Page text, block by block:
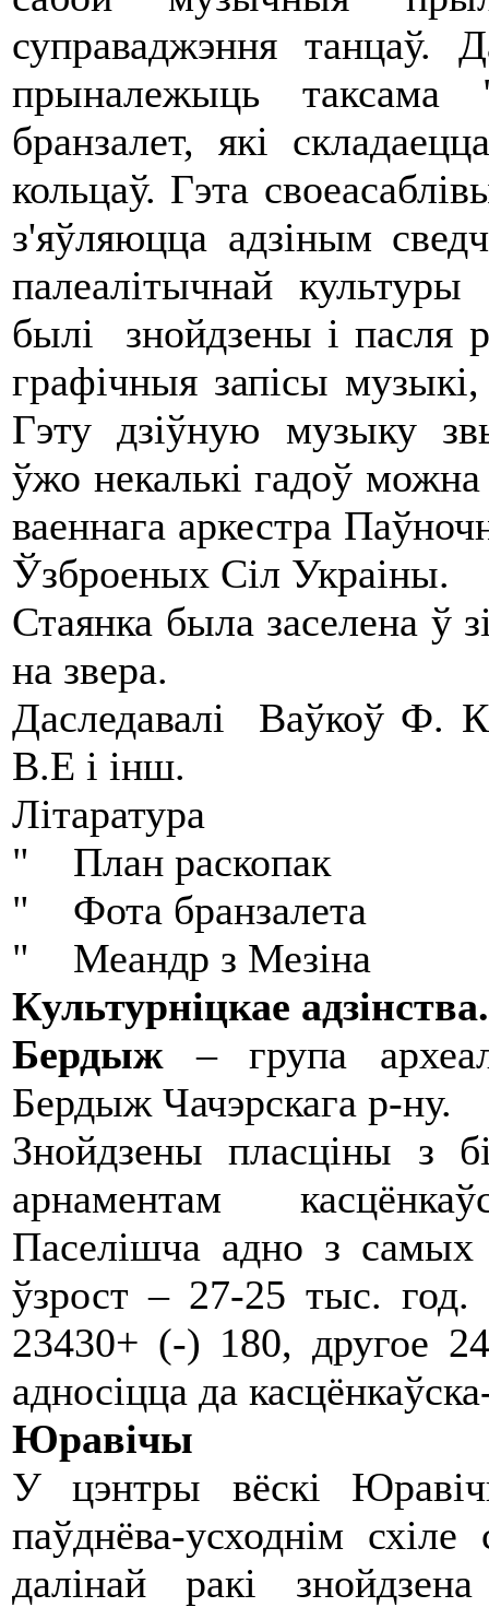
суправаджэння
прыналежыць таксама
бранзалет, які
кольцаў. Гэта
з'яўляюцца адзіным
палеалітычнай
былі знойдзены і пасля
графічныя запісы
Гэту дзіўную музыку
ўжо некалькі гадоў можна
ваеннага аркестра
Ўзброеных Сіл Украіны.
Стаянка была заселена ў
на звера.
Даследавалі Ваўкоў Ф.
В.Е і інш.
Літаратура
" План раскопак
" Фота бранзалета
" Меандр з Мезіна
Культурніцкае адзінства.
Бердыж – група
Бердыж Чачэрскага р-ну.
Знойдзены пласціны з
арнаментам
Паселішча адно з самых
ўзрост – 27-25 тыс. год.
23430+ (-) 180, другое
адносіцца да
Юравічы
У цэнтры вёскі
паўднёва-усходнім
далінай ракі